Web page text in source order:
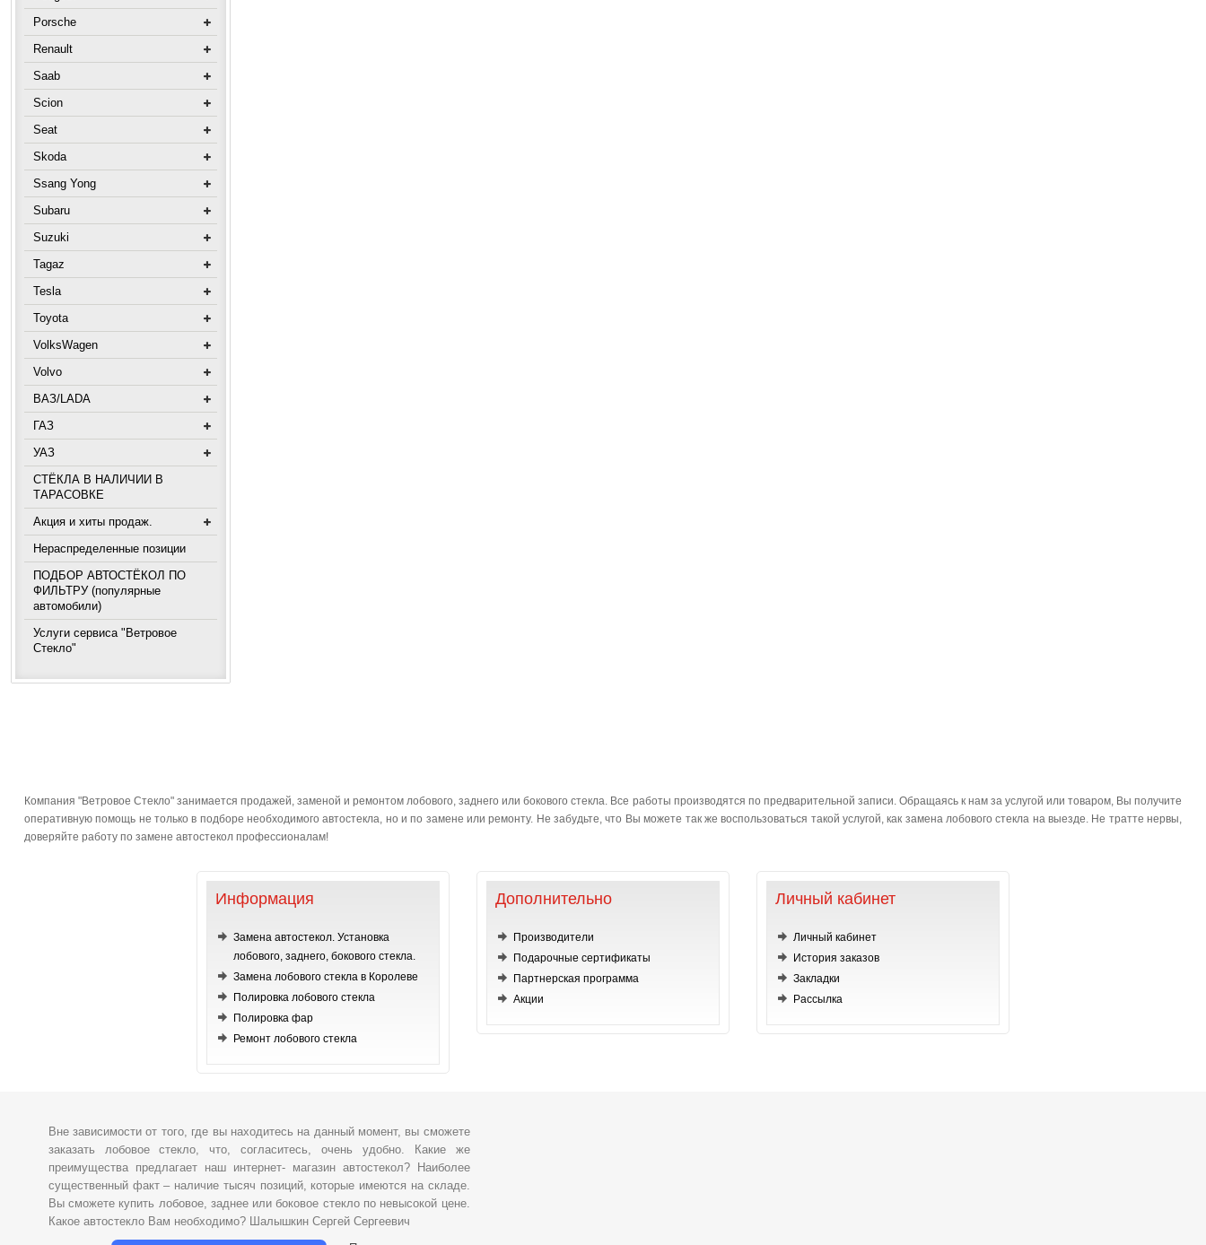
Porsche
Renault
Saab
Scion
Seat
Skoda
Ssang Yong
Subaru
Suzuki
Tagaz
Tesla
Toyota
VolksWagen
Volvo
ВАЗ/LADA
ГАЗ
УАЗ
СТЁКЛА В НАЛИЧИИ В
ТАРАСОВКЕ
Акция и хиты продаж.
Нераспределенные позиции
ПОДБОР АВТОСТЁКОЛ ПО
ФИЛЬТРУ (популярные
автомобили)
Услуги сервиса "Ветровое
Стекло"
Компания "Ветровое Стекло" занимается продажей, заменой и ремонтом лобового, заднего или бокового стекла. Все работы производятся по предварительной записи. Обращаясь к нам за услугой или товаром, Вы получите
оперативную помощь не только в подборе необходимого автостекла, но и по замене или ремонту. Не забудьте, что Вы можете так же воспользоваться такой услугой, как замена лобового стекла на выезде. Не тратте нервы,
доверяйте работу по замене автостекол профессионалам!
Информация
Замена автостекол. Установка
лобового, заднего, бокового стекла.
Замена лобового стекла в Королеве
Полировка лобового стекла
Полировка фар
Ремонт лобового стекла
Дополнительно
Производители
Подарочные сертификаты
Партнерская программа
Акции
Личный кабинет
Личный кабинет
История заказов
Закладки
Рассылка
Вне зависимости от того, где вы находитесь на данный момент, вы сможете
заказать лобовое стекло, что, согласитесь, очень удобно. Какие же
преимущества предлагает наш интернет- магазин автостекол? Наиболее
существенный факт – наличие тысяч позиций, которые имеются на складе.
Вы сможете купить лобовое, заднее или боковое стекло по невысокой цене.
Какое автостекло Вам необходимо? Шалышкин Сергей Сергеевич